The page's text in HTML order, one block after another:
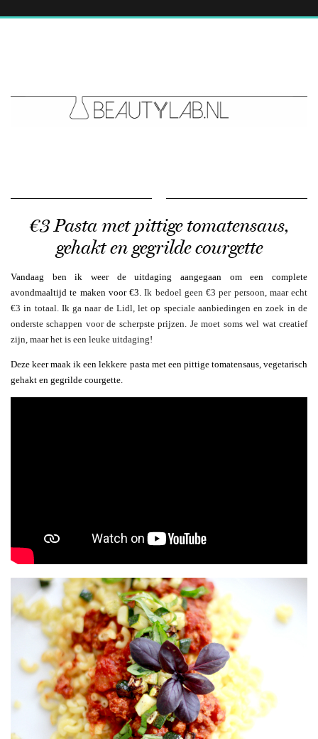
€3 Pasta met pittige tomatensaus,
gehakt en gegrilde courgette
Vandaag ben ik weer de uitdaging aangegaan om een complete
avondmaaltijd te maken voor €3.Ik bedoel geen €3 per persoon, maar echt
€3 in totaal. Ik ga naar de Lidl, let op speciale aanbiedingen en zoek in de
onderste schappen voor de scherpste prijzen. Je moet soms wel wat creatief
zijn, maar het is een leuke uitdaging!
Deze keer maak ik een lekkere pasta met een pittige tomatensaus, vegetarisch
gehakt en gegrilde courgette.